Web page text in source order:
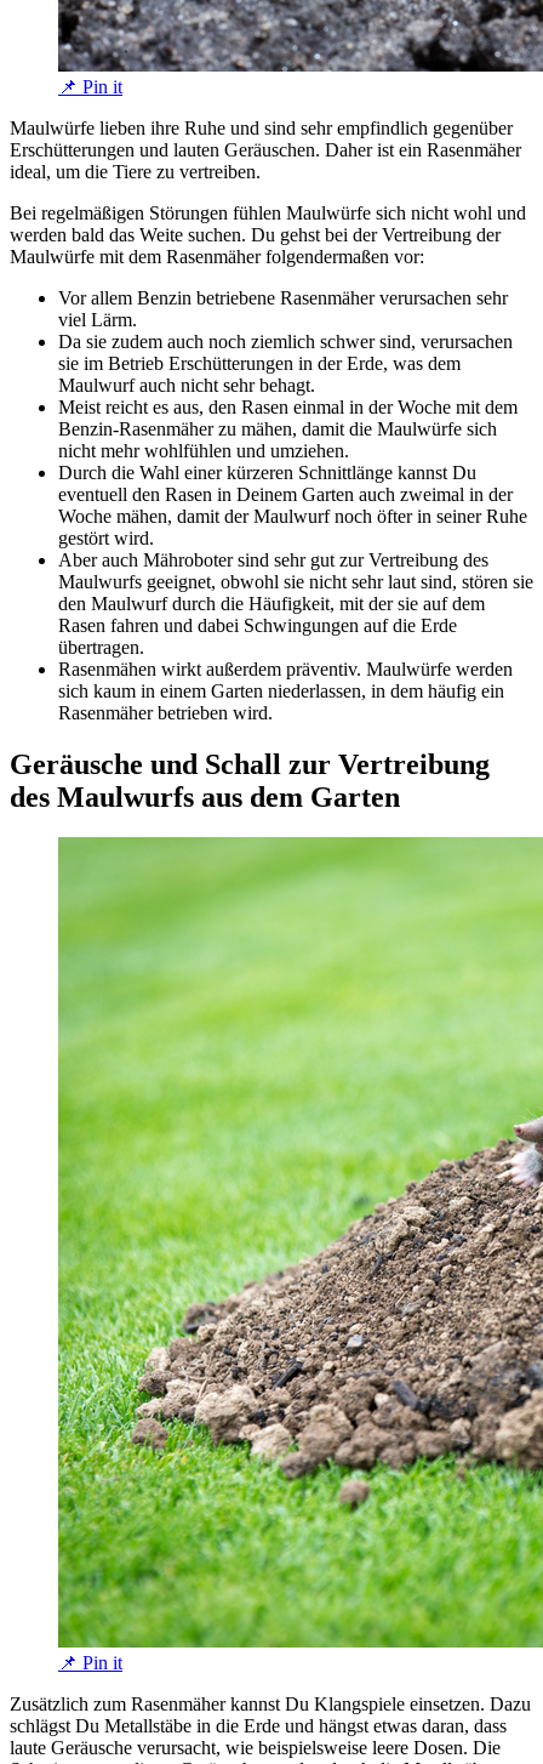
📌 Pin it
Maulwürfe lieben ihre Ruhe und sind sehr empfindlich gegenüber
Erschütterungen und lauten Geräuschen. Daher ist ein Rasenmäher
ideal, um die Tiere zu vertreiben.
Bei regelmäßigen Störungen fühlen Maulwürfe sich nicht wohl und
werden bald das Weite suchen. Du gehst bei der Vertreibung der
Maulwürfe mit dem Rasenmäher folgendermaßen vor:
Vor allem Benzin betriebene Rasenmäher verursachen sehr
viel Lärm.
Da sie zudem auch noch ziemlich schwer sind, verursachen
sie im Betrieb Erschütterungen in der Erde, was dem
Maulwurf auch nicht sehr behagt.
Meist reicht es aus, den Rasen einmal in der Woche mit dem
Benzin-Rasenmäher zu mähen, damit die Maulwürfe sich
nicht mehr wohlfühlen und umziehen.
Durch die Wahl einer kürzeren Schnittlänge kannst Du
eventuell den Rasen in Deinem Garten auch zweimal in der
Woche mähen, damit der Maulwurf noch öfter in seiner Ruhe
gestört wird.
Aber auch Mähroboter sind sehr gut zur Vertreibung des
Maulwurfs geeignet, obwohl sie nicht sehr laut sind, stören sie
den Maulwurf durch die Häufigkeit, mit der sie auf dem
Rasen fahren und dabei Schwingungen auf die Erde
übertragen.
Rasenmähen wirkt außerdem präventiv. Maulwürfe werden
sich kaum in einem Garten niederlassen, in dem häufig ein
Rasenmäher betrieben wird.
Geräusche und Schall zur Vertreibung
des Maulwurfs aus dem Garten
📌 Pin it
Zusätzlich zum Rasenmäher kannst Du Klangspiele einsetzen. Dazu
schlägst Du Metallstäbe in die Erde und hängst etwas daran, dass
laute Geräusche verursacht, wie beispielsweise leere Dosen. Die